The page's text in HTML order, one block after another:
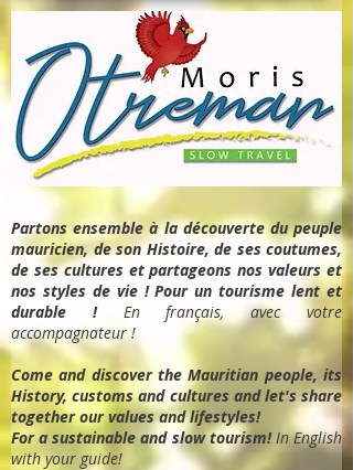
Partons ensemble à la découverte du peuple
mauricien, de son Histoire, de ses coutumes,
de ses cultures et partageons nos valeurs et
nos styles de vie ! Pour un tourisme lent et
durable ! En français, avec votre
accompagnateur !
Come and discover the Mauritian people, its
History, customs and cultures and let's share
together our values and lifestyles!
For a sustainable and slow tourism!In English
with your guide!